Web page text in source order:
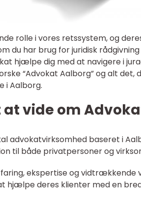
rolle i vores retssystem, og
du har brug for juridisk
hjælpe dig med at navigere i
“Advokat Aalborg” og alt det,
i Aalborg.
vide om
advokatvirksomhed baseret i
til både privatpersoner og
ekspertise og vidtrækkende
hjælpe deres klienter med en